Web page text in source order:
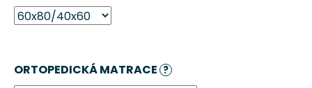
ORTOPEDICKÁ MATRACE ?
u
j
m
e